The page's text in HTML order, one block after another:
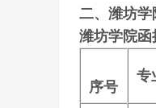
二、潍坊
潍坊学院
序号
专